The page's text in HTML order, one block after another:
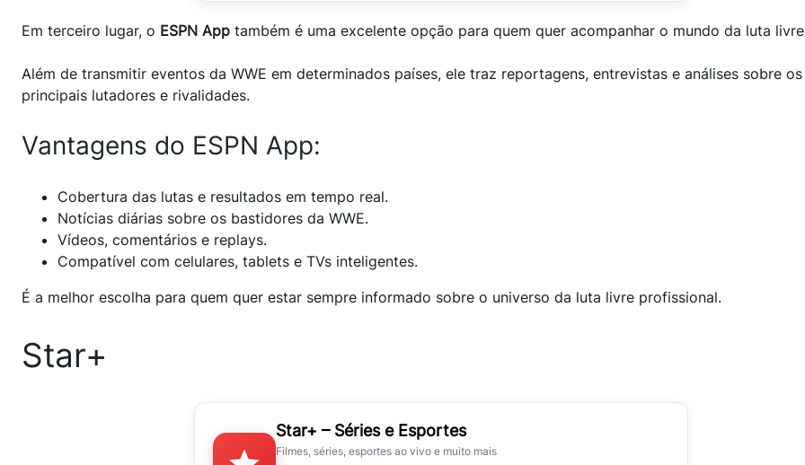
Em terceiro lugar, o ESPN App também é uma excelente opção para quem quer acompanhar o mundo da luta
Além de transmitir eventos da WWE em determinados países, ele traz reportagens, entrevistas e análises sobre os
principais lutadores e rivalidades.
Vantagens do ESPN App:
Cobertura das lutas e resultados em tempo real.
Notícias diárias sobre os bastidores da WWE.
Vídeos, comentários e replays.
Compatível com celulares, tablets e TVs inteligentes.
É a melhor escolha para quem quer estar sempre informado sobre o universo da luta livre profissional.
Star+
Star+ – Séries e Esportes
Filmes, séries, esportes ao vivo e muito mais